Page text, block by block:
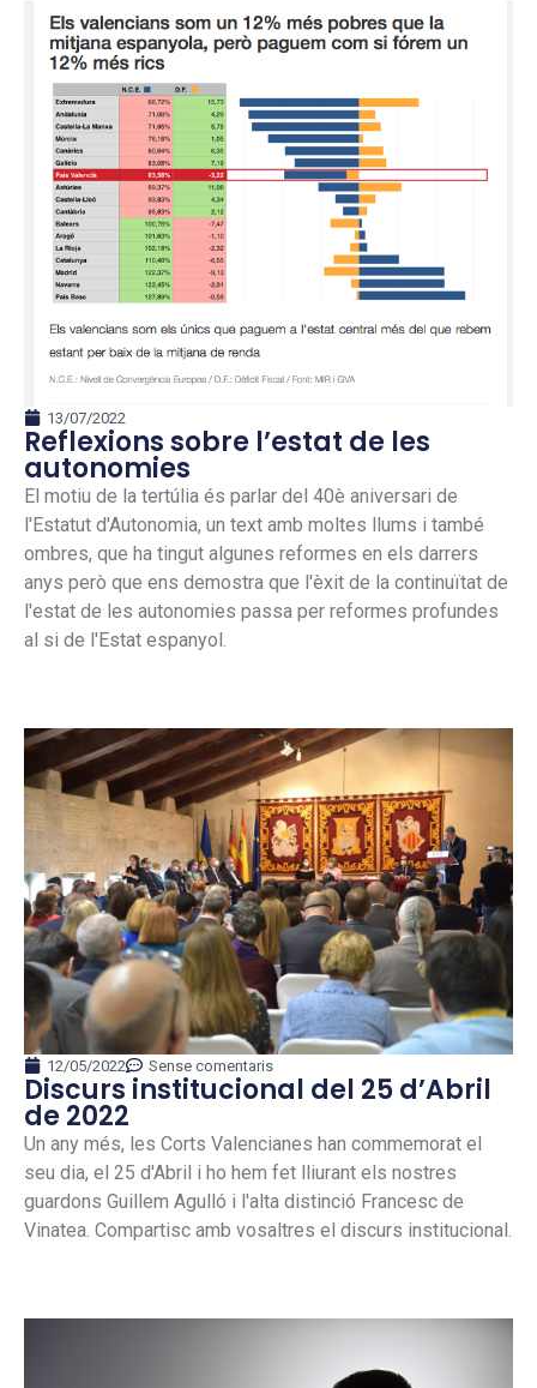
13/07/2022
Reflexions sobre l’estat de les
autonomies
El motiu de la tertúlia és parlar del 40è aniversari de
l'Estatut d'Autonomia, un text amb moltes llums i també
ombres, que ha tingut algunes reformes en els darrers
anys però que ens demostra que l'èxit de la continuïtat de
l'estat de les autonomies passa per reformes profundes
al si de l'Estat espanyol.
12/05/2022 Sense comentaris
Discurs institucional del 25 d’Abril
de 2022
Un any més, les Corts Valencianes han commemorat el
seu dia, el 25 d'Abril i ho hem fet lliurant els nostres
guardons Guillem Agulló i l'alta distinció Francesc de
Vinatea. Compartisc amb vosaltres el discurs institucional.